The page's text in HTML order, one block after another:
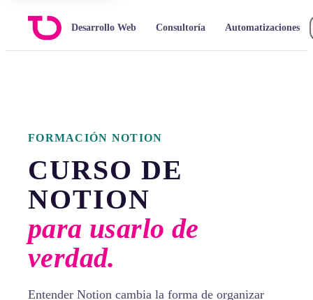
Desarrollo Web Consultoría Automatizaciones
FORMACIÓN NOTION
CURSO DE
NOTION
para usarlo de
verdad.
Entender Notion cambia la forma de organizar